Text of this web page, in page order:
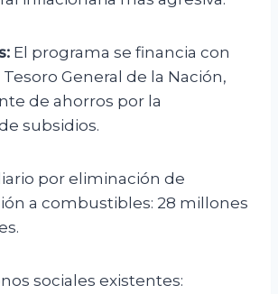
El programa se financia con
General de la Nación,
de ahorros por la
subsidios.
por eliminación de
a combustibles: 28 millones
sociales existentes: